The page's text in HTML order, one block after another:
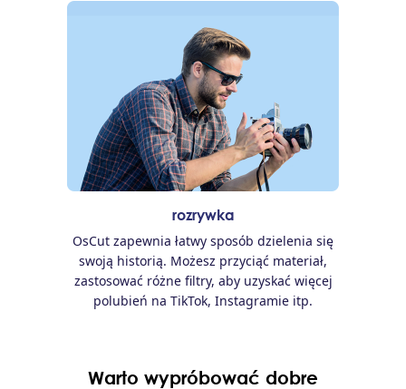
rozrywka
OsCut zapewnia łatwy sposób dzielenia się
swoją historią. Możesz przyciąć materiał,
zastosować różne filtry, aby uzyskać więcej
polubień na TikTok, Instagramie itp.
Warto wypróbować dobre